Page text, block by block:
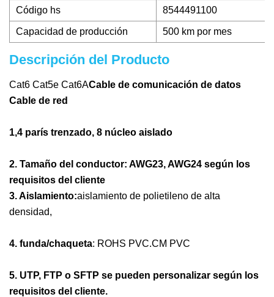
Código hs 8544491100
Capacidad de producción 500 km por mes
Descripción del Producto
Cat6 Cat5e Cat6ACable de comunicación de datos
Cable de red
1,4 parís trenzado, 8 núcleo aislado
2. Tamaño del conductor: AWG23, AWG24 según los
requisitos del cliente
3. Aislamiento:aislamiento de polietileno de alta
densidad,
4. funda/chaqueta: ROHS PVC.CM PVC
5. UTP, FTP o SFTP se pueden personalizar según los
requisitos del cliente.